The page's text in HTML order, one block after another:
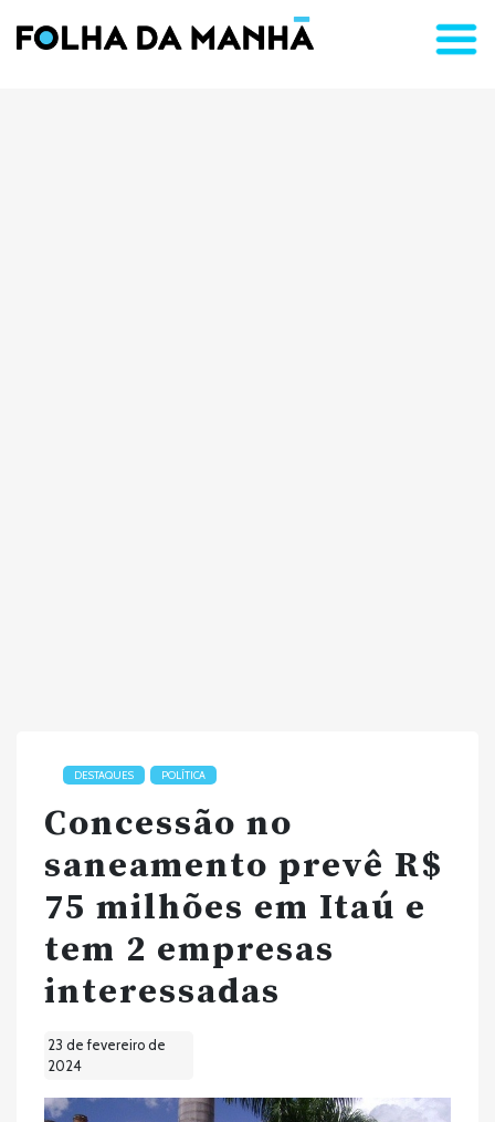
DESTAQUES POLÍTICA
Concessão no
saneamento prevê R$
75 milhões em Itaú e
tem 2 empresas
interessadas
23 de fevereiro de
2024